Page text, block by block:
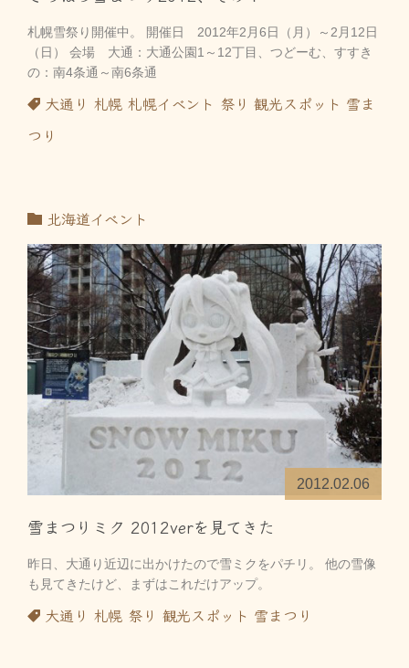
札幌雪祭り開催中。 開催日 2012年2月6日（月）～2月12日
（日） 会場 大通：大通公園1～12丁目、つどーむ、すすき
の：南4条通～南6条通
大通り 札幌 札幌イベント 祭り 観光スポット 雪ま
つり
北海道イベント
2012.02.06
雪まつりミク 2012verを見てきた
昨日、大通り近辺に出かけたので雪ミクをパチリ。 他の雪像
も見てきたけど、まずはこれだけアップ。
大通り 札幌 祭り 観光スポット 雪まつり